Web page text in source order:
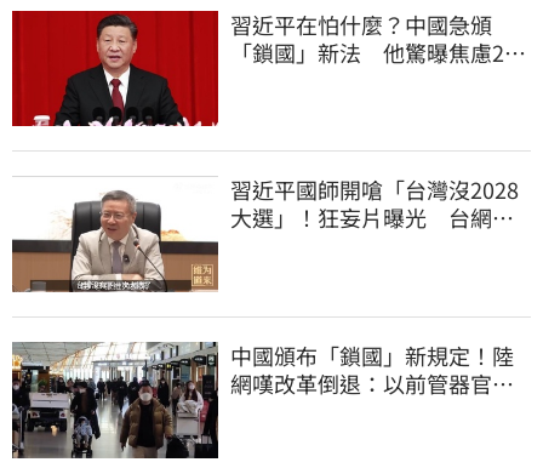
習近平在怕什麼？中國急頒
「鎖國」新法 他驚曝焦慮2
習近平國師開嗆「台灣沒2028
大選」！狂妄片曝光 台網
中國頒布「鎖國」新規定！陸
網嘆改革倒退：以前管器官現